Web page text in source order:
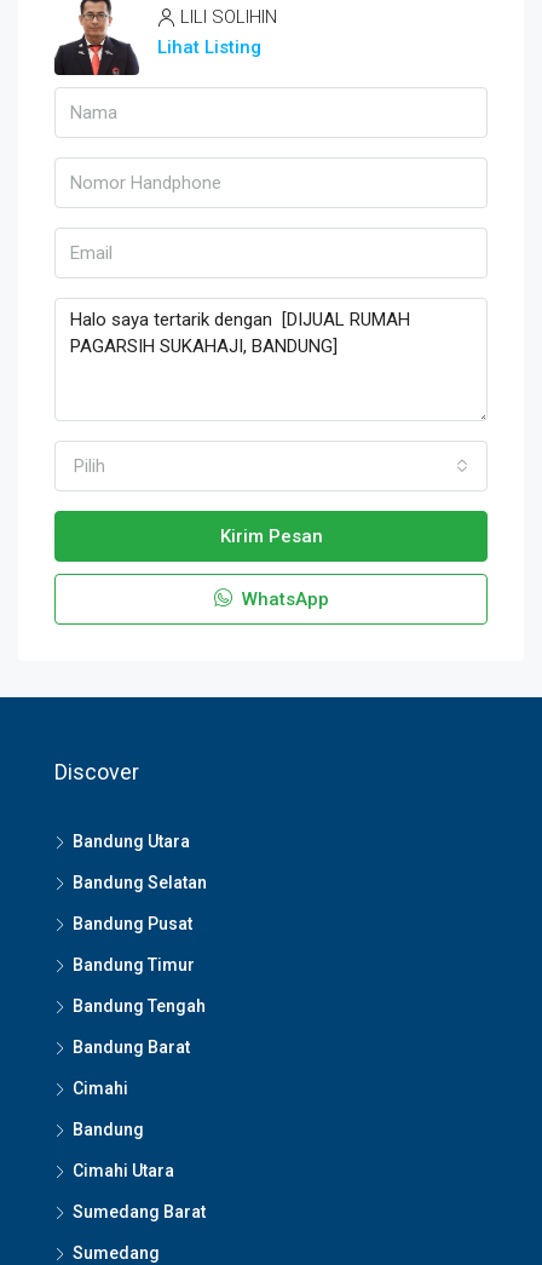
LILI SOLIHIN
Lihat Listing
Pilih
Kirim Pesan
WhatsApp
Discover
Bandung Utara
Bandung Selatan
Bandung Pusat
Bandung Timur
Bandung Tengah
Bandung Barat
Cimahi
Bandung
Cimahi Utara
Sumedang Barat
Sumedang